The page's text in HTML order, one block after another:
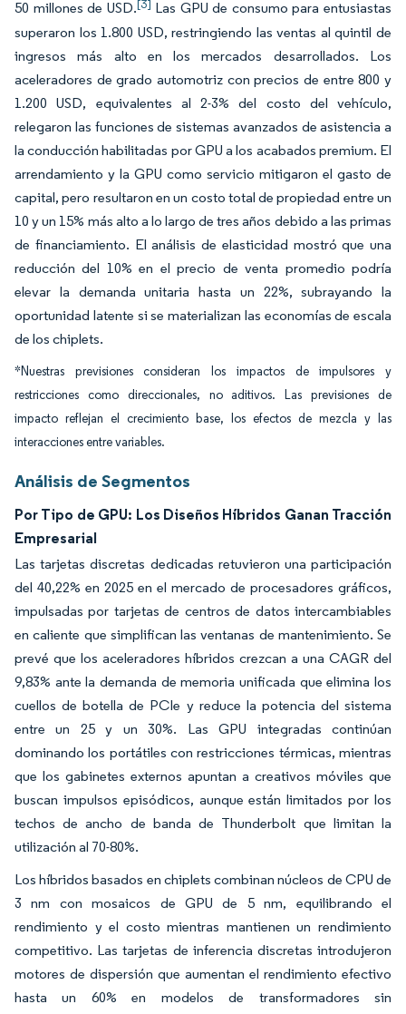
50 millones de USD.[3] Las GPU de consumo para entusiastas
superaron los 1.800 USD, restringiendo las ventas al quintil de
ingresos más alto en los mercados desarrollados. Los
aceleradores de grado automotriz con precios de entre 800 y
1.200 USD, equivalentes al 2-3% del costo del vehículo,
relegaron las funciones de sistemas avanzados de asistencia a
la conducción habilitadas por GPU a los acabados premium. El
arrendamiento y la GPU como servicio mitigaron el gasto de
capital, pero resultaron en un costo total de propiedad entre un
10 y un 15% más alto a lo largo de tres años debido a las primas
de financiamiento. El análisis de elasticidad mostró que una
reducción del 10% en el precio de venta promedio podría
elevar la demanda unitaria hasta un 22%, subrayando la
oportunidad latente si se materializan las economías de escala
de los chiplets.
*Nuestras previsiones consideran los impactos de impulsores y
restricciones como direccionales, no aditivos. Las previsiones de
impacto reflejan el crecimiento base, los efectos de mezcla y las
interacciones entre variables.
Análisis de Segmentos
Por Tipo de GPU: Los Diseños Híbridos Ganan Tracción
Empresarial
Las tarjetas discretas dedicadas retuvieron una participación
del 40,22% en 2025 en el mercado de procesadores gráficos,
impulsadas por tarjetas de centros de datos intercambiables
en caliente que simplifican las ventanas de mantenimiento. Se
prevé que los aceleradores híbridos crezcan a una CAGR del
9,83% ante la demanda de memoria unificada que elimina los
cuellos de botella de PCIe y reduce la potencia del sistema
entre un 25 y un 30%. Las GPU integradas continúan
dominando los portátiles con restricciones térmicas, mientras
que los gabinetes externos apuntan a creativos móviles que
buscan impulsos episódicos, aunque están limitados por los
techos de ancho de banda de Thunderbolt que limitan la
utilización al 70-80%.
Los híbridos basados en chiplets combinan núcleos de CPU de
3 nm con mosaicos de GPU de 5 nm, equilibrando el
rendimiento y el costo mientras mantienen un rendimiento
competitivo. Las tarjetas de inferencia discretas introdujeron
motores de dispersión que aumentan el rendimiento efectivo
hasta un 60% en modelos de transformadores sin